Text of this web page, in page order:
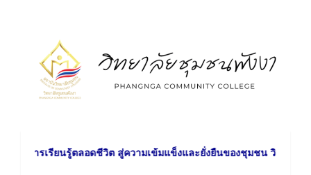
เรียนรู้ตลอดชีวิต สู่ความเข้มแข็งและยั่งยืนของชุมชน วิสัยทัศน์ : วิท